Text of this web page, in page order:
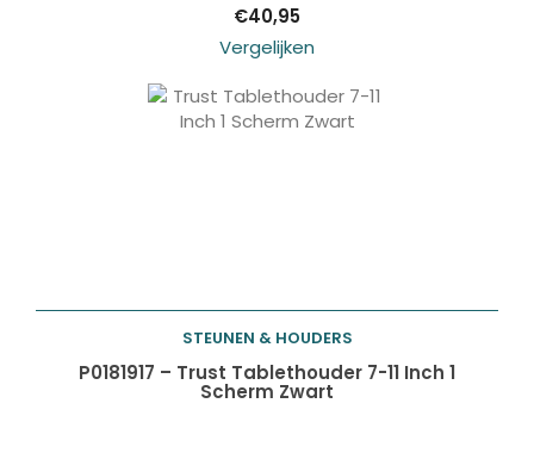
€40,95
Vergelijken
Toevoegen aan
STEUNEN & HOUDERS
P0181917 – Trust Tablethouder 7-11 Inch 1
Scherm Zwart